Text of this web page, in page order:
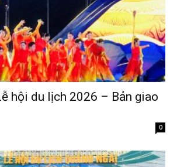
hội du lịch 2026 – Bản giao
0